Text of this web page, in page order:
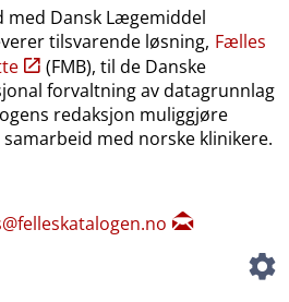
med Dansk Lægemiddel
tilsvarende løsning, Fælles
(FMB), til de Danske
forvaltning av datagrunnlag
redaksjon muliggjøre
med norske klinikere.